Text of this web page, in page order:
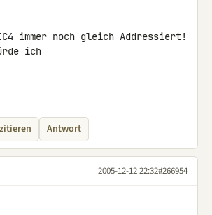
IC4 immer noch gleich Addressiert!
ich
Antwort
2005-12-12 22:32#266954